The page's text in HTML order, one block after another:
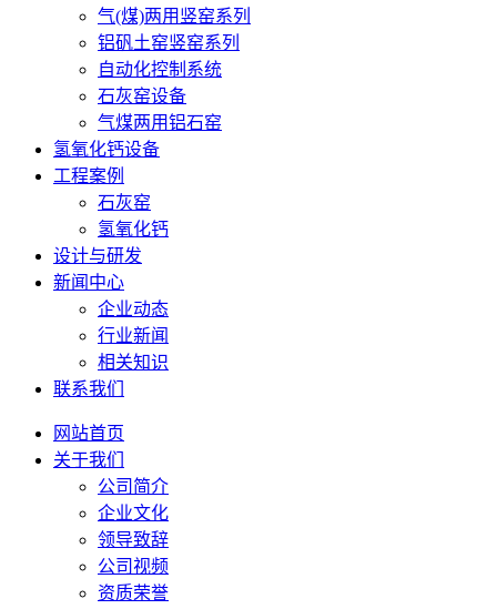
气(煤)两用竖窑系列
铝矾土窑竖窑系列
自动化控制系统
石灰窑设备
气煤两用铝石窑
氢氧化钙设备
工程案例
石灰窑
氢氧化钙
设计与研发
新闻中心
企业动态
行业新闻
相关知识
联系我们
网站首页
关于我们
公司简介
企业文化
领导致辞
公司视频
资质荣誉